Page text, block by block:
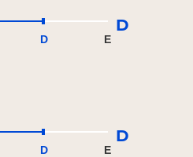
D E
D
D E
D